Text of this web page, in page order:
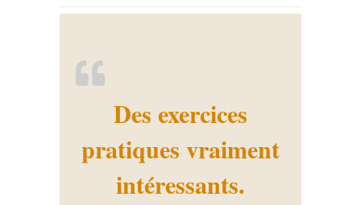
Des exercices
pratiques vraiment
intéressants.